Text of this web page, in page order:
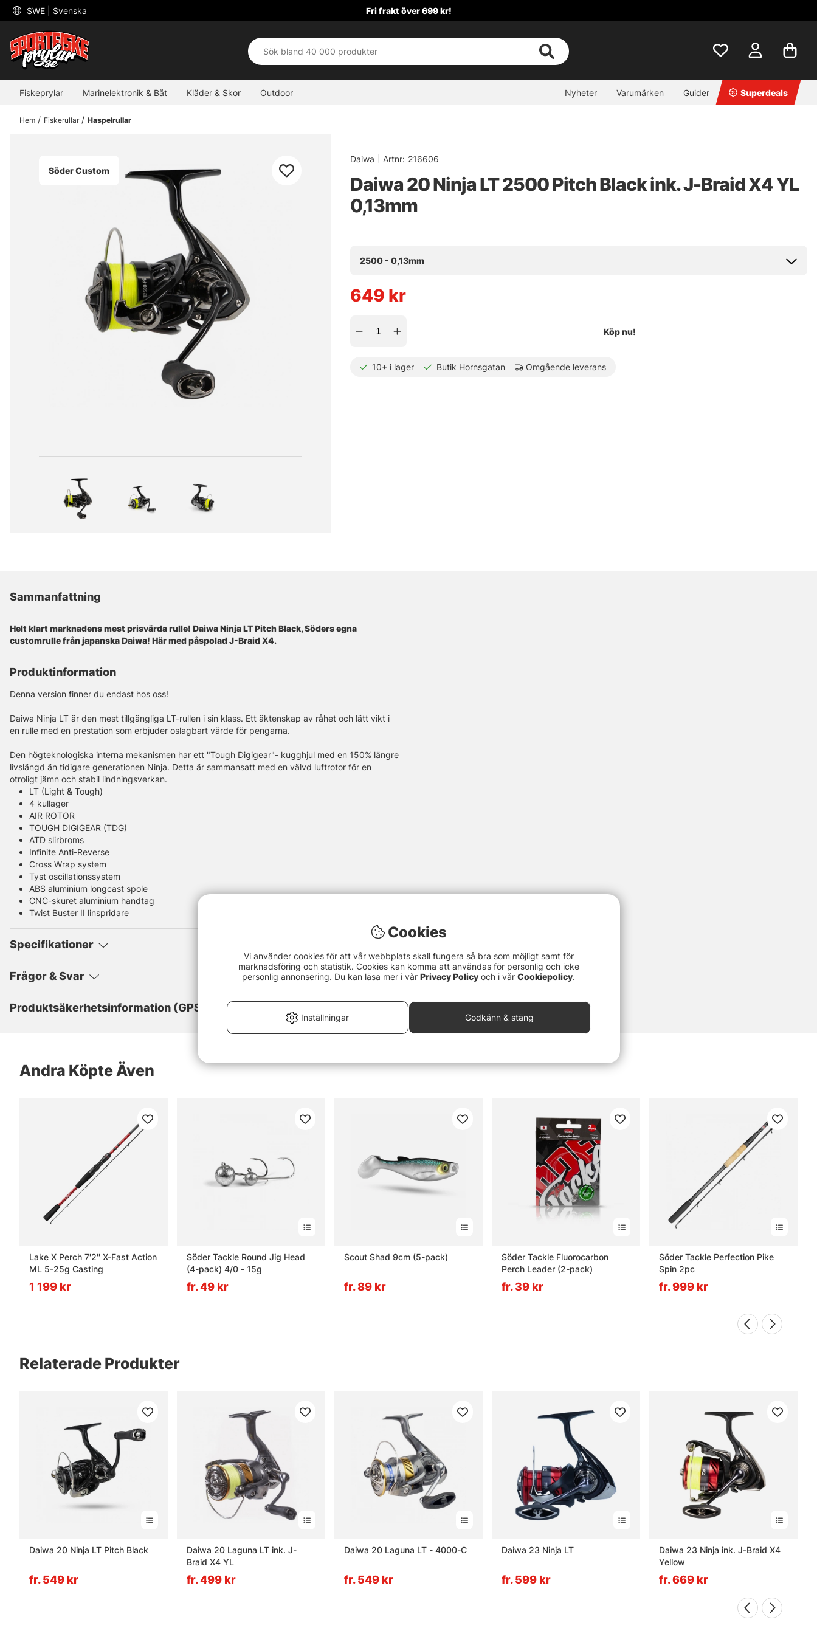
SWE | Svenska Fri frakt över 699 kr!
Fiskeprylar Marinelektronik & Båt Kläder & Skor Outdoor Nyheter Varumärken Guider Superdeals
Hem Fiskerullar Haspelrullar
Söder Custom
Daiwa Artnr: 216606
Daiwa 20 Ninja LT 2500 Pitch Black ink. J-Braid X4 YL
0,13mm
2500 - 0,13mm
649 kr
Köp nu!
10+ i lager Butik Hornsgatan Omgående leverans
Sammanfattning
Helt klart marknadens mest prisvärda rulle! Daiwa Ninja LT Pitch Black, Söders egna
customrulle från japanska Daiwa! Här med påspolad J-Braid X4.
Produktinformation
Denna version finner du endast hos oss!
Daiwa Ninja LT är den mest tillgängliga LT-rullen i sin klass. Ett äktenskap av råhet och lätt vikt i
en rulle med en prestation som erbjuder oslagbart värde för pengarna.
Den högteknologiska interna mekanismen har ett "Tough Digigear"- kugghjul med en 150% längre
livslängd än tidigare generationen Ninja. Detta är sammansatt med en välvd luftrotor för en
otroligt jämn och stabil lindningsverkan.
LT (Light & Tough)
4 kullager
AIR ROTOR
TOUGH DIGIGEAR (TDG)
ATD slirbroms
Infinite Anti-Reverse
Cross Wrap system
Tyst oscillationssystem
ABS aluminium longcast spole
CNC-skuret aluminium handtag
Twist Buster II linspridare
Specifikationer
Frågor & Svar
Produktsäkerhetsinformation (GPSR)
Andra Köpte Även
Lake X Perch 7'2'' X-Fast Action
ML 5-25g Casting
1 199 kr
Söder Tackle Round Jig Head
(4-pack) 4/0 - 15g
fr. 49 kr
Scout Shad 9cm (5-pack)
fr. 89 kr
Söder Tackle Fluorocarbon
Perch Leader (2-pack)
fr. 39 kr
Söder Tackle Perfection Pike
Spin 2pc
fr. 999 kr
Relaterade Produkter
Daiwa 20 Ninja LT Pitch Black
fr. 549 kr
Daiwa 20 Laguna LT ink. J-
Braid X4 YL
fr. 499 kr
Daiwa 20 Laguna LT - 4000-C
fr. 549 kr
Daiwa 23 Ninja LT
fr. 599 kr
Daiwa 23 Ninja ink. J-Braid X4
Yellow
fr. 669 kr
Cookies
Vi använder cookies för att vår webbplats skall fungera så bra som möjligt samt för
marknadsföring och statistik. Cookies kan komma att användas för personlig och icke
personlig annonsering. Du kan läsa mer i vår Privacy Policy och i vår Cookiepolicy.
Inställningar Godkänn & stäng